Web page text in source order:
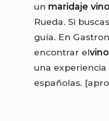
un maridaje vino
Rueda. Si
guía. En
encontrar el
una
españolas.